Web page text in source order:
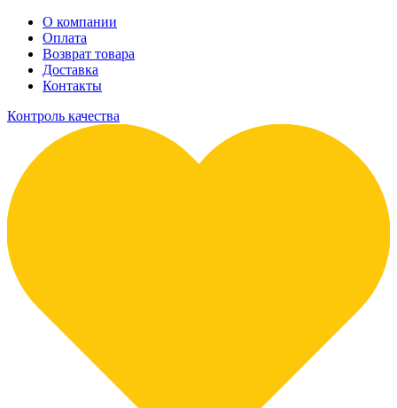
О компании
Оплата
Возврат товара
Доставка
Контакты
Контроль качества